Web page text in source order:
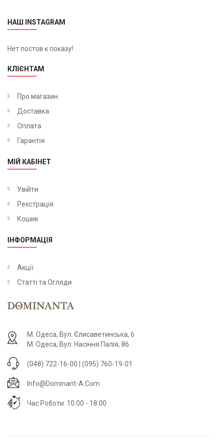
НАШ INSTAGRAM
Нет постов к показу!
КЛІЄНТАМ
Про магазин
Доставка
Оплата
Гарантія
МІЙ КАБІНЕТ
Увійти
Реєстрація
Кошик
ІНФОРМАЦІЯ
Акції
Статті та Огляди
М. Одеса, Вул. Єлисаветинська, 6
М. Одеса, Вул. Насіння Палія, 86
(048) 722-16-00 | (095) 760-19-01
Info@dominant-A.com
Час Роботи: 10:00 - 18:00